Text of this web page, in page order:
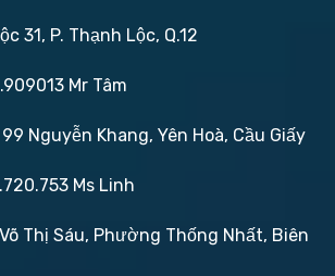
31, P. Thạnh Lộc, Q.12
Mr Tâm
99 Nguyễn Khang, Yên Hoà, Cầu Giấy
Ms Linh
Thị Sáu, Phường Thống Nhất, Biên